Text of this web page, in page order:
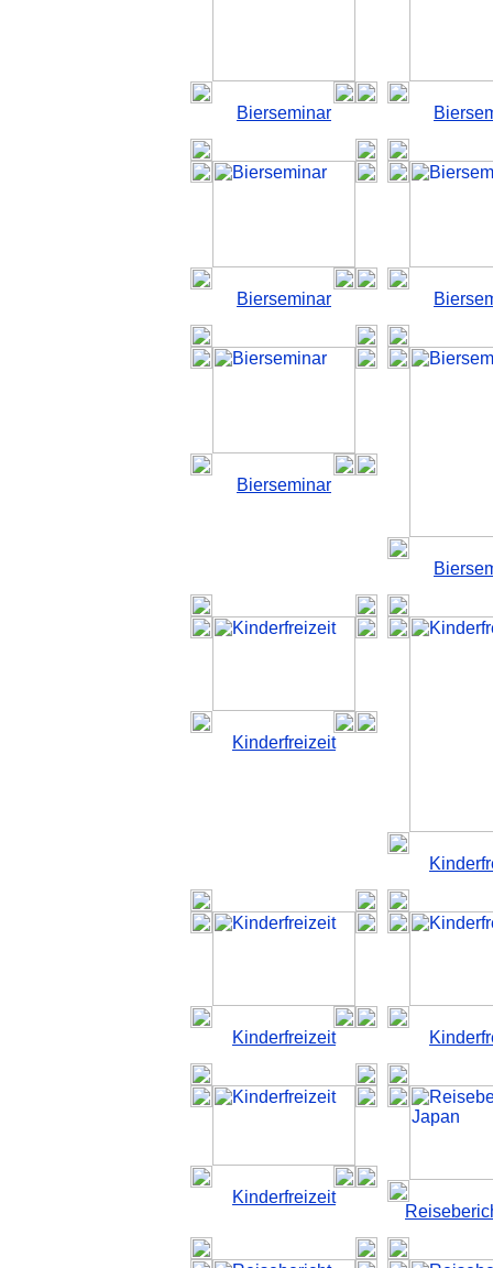
Bierseminar
Bierseminar
Bierseminar
Kinderfreizeit
Kinderfreizeit
Kinderfreizeit